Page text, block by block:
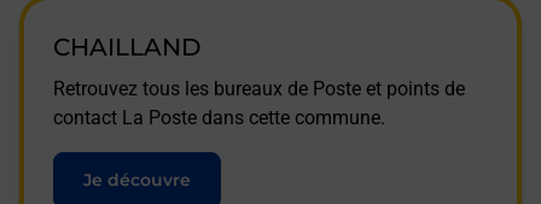
CHAILLAND
Retrouvez tous les bureaux de Poste et points de
contact La Poste dans cette commune.
Je découvre